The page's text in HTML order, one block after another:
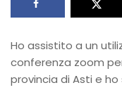
Ho assistito a un
conferenza zoom per
provincia di Asti e